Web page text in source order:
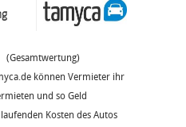
(Gesamtwertung)
können Vermieter ihr
und so Geld
Kosten des Autos